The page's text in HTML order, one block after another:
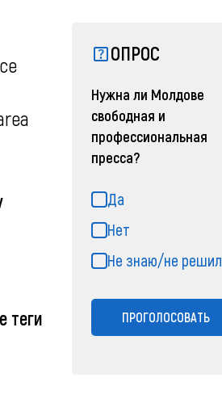
теги
ОПРОС
Нужна ли Молдове
свободная и
профессиональная
пресса?
Да
Нет
Не знаю/не решил
ПРОГОЛОСОВАТЬ